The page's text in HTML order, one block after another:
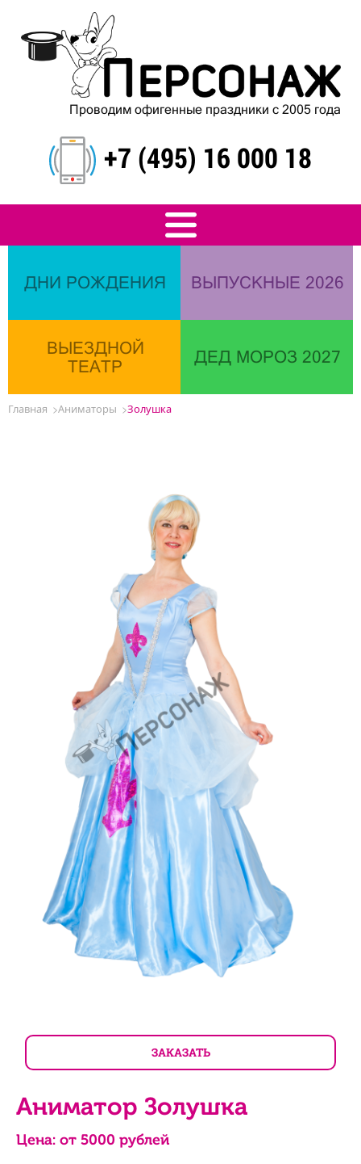
Проводим офигенные праздники с 2005 года
+7 (495) 16 000 18
ДНИ РОЖДЕНИЯ ВЫПУСКНЫЕ 2026
ВЫЕЗДНОЙ
ТЕАТР
ДЕД МОРОЗ 2027
Главная Аниматоры Золушка
ЗАКАЗАТЬ
Аниматор Золушка
Цена: от 5000 рублей